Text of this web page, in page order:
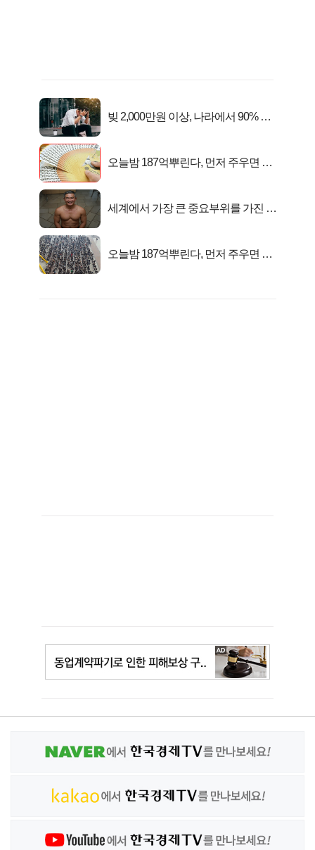
빚 2,000만원 이상, 나라에서 90% 갚
오늘밤 187억뿌린다, 먼저 주우면 최
세계에서 가장 큰 중요부위를 가진 남
오늘밤 187억뿌린다, 먼저 주우면 최